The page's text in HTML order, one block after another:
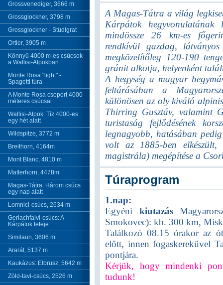
Grossvenediger, 3666 m
Grossglockner, 3798 m
Grossglockner - Stüdlgrat
Ortler, 3905 m
Könnyű 4000 m-es csúcsok
a Wallisi-Alpokban
Monte Rosa "light" -
Spagetti túra
A Monte Rosa csoport 4000
méteres csúcsai
Wallisi-Alpok: Tíz 4000-es
egy hét alatt
Wildspitze, 3772 m
Breithorn, 4164m
Mont Blanc, 4810 m
Matterhorn, 4478m
Magas-Tátra: Három csúcs
egy nap alatt
Lomnici-csúcs, 2634 m
Gerlachfalvi-csúcs: A
Kárpátok teteje
Similaun, 3606 m
Ararát, 5137 m
Kaukázus: Elbrusz, 5642 m
Zöld-tavi-csúcs, 2526 m
A Magas-Tátra a világ
Kárpátok
mindössze 26 km-es
rendkívül gazdag,
megközelítőleg 120-190
gránit alkotja, helyenként
A hegység a magyar
feltárásában a
különösen az oly kiváló
Thirring Gusztáv, valamint
turistaság fejlődésének
legnagyobb, hatásában
volt az 1885-ben elkészült,
magistrála) megépítése a
Túraprogram
1.nap:
Egyéni kiutazás
Smokovec): kb. 300 km,
Találkozó 08.15 órakor az
előtt, innen fogaskerekűvel
pontjára.
Kérjük, hogy mindenki
tudunk!